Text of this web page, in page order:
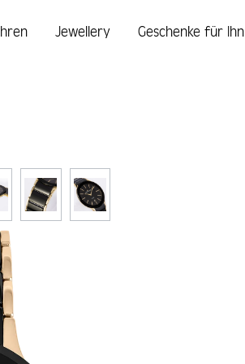
Jewellery Geschenke für Ihn